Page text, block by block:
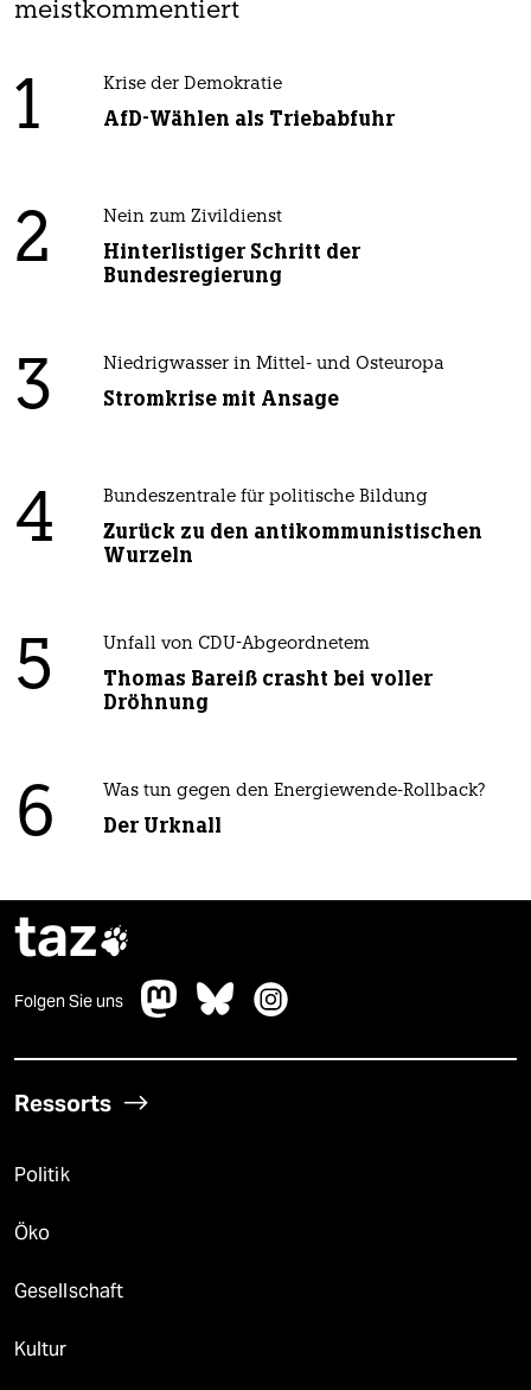
meistkommentiert
1 Krise der Demokratie
AfD-Wählen als Triebabfuhr
2 Nein zum Zivildienst
Hinterlistiger Schritt der
Bundesregierung
3 Niedrigwasser in Mittel- und Osteuropa
Stromkrise mit Ansage
4 Bundeszentrale für politische Bildung
Zurück zu den antikommunistischen
Wurzeln
5 Unfall von CDU-Abgeordnetem
Thomas Bareiß crasht bei voller
Dröhnung
6 Was tun gegen den Energiewende-Rollback?
Der Urknall
taz
Folgen Sie uns
Ressorts
Politik
Öko
Gesellschaft
Kultur